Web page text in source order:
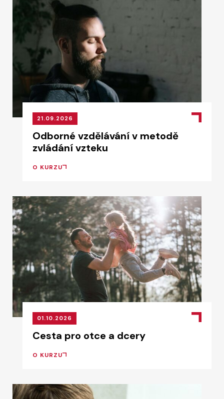
21.09.2026
Odborné vzdělávání v metodě
zvládání vzteku
O KURZU
01.10.2026
Cesta pro otce a dcery
O KURZU